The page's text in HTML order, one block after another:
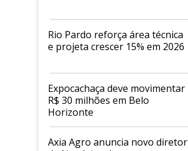
Rio Pardo reforça área técnica
e projeta crescer 15% em 2026
Expocachaça deve movimentar
R$ 30 milhões em Belo
Horizonte
Axia Agro anuncia novo diretor